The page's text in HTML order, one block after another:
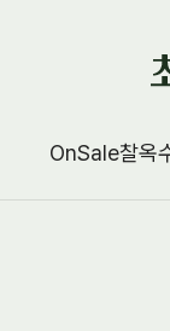
OnSale찰옥